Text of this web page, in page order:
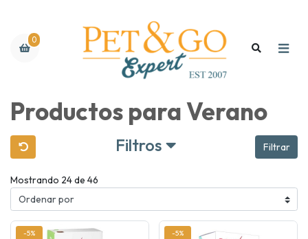
0
Productos para Verano
Filtros Filtrar
Mostrando 24 de 46
-5% -5%